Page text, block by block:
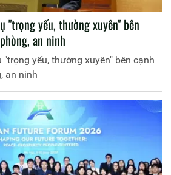
yếu, thường xuyên" bên
an ninh
yếu, thường xuyên" bên cạnh
an ninh